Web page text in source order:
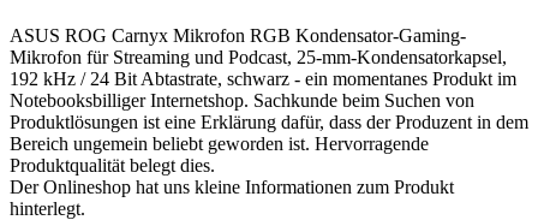
ASUS ROG Carnyx Mikrofon RGB Kondensator-Gaming-
Mikrofon für Streaming und Podcast, 25-mm-Kondensatorkapsel,
192 kHz / 24 Bit Abtastrate, schwarz - ein momentanes Produkt im
Notebooksbilliger Internetshop. Sachkunde beim Suchen von
Produktlösungen ist eine Erklärung dafür, dass der Produzent in dem
Bereich ungemein beliebt geworden ist. Hervorragende
Produktqualität belegt dies.
Der Onlineshop hat uns kleine Informationen zum Produkt
hinterlegt.